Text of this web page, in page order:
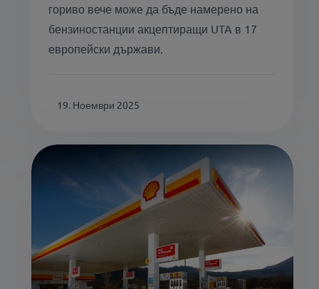
гориво вече може да бъде намерено на
бензиностанции акцептиращи UTA в 17
европейски държави.
19. Ноември 2025